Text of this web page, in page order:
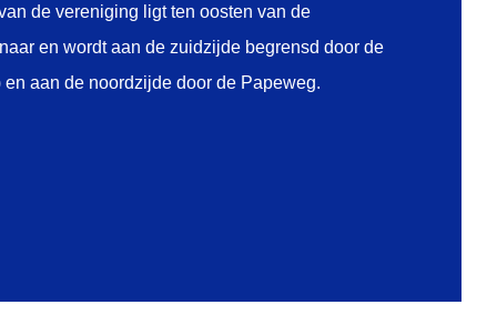
de vereniging ligt ten oosten van de
en wordt aan de zuidzijde begrensd door de
aan de noordzijde door de Papeweg.